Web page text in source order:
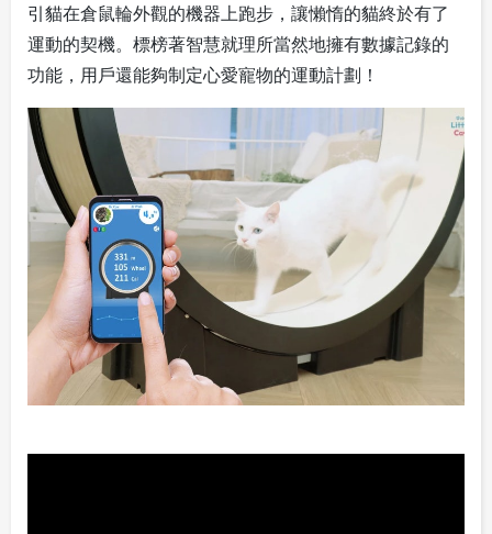
引貓在倉鼠輪外觀的機器上跑步，讓懶惰的貓終於有了
運動的契機。標榜著智慧就理所當然地擁有數據記錄的
功能，用戶還能夠制定心愛寵物的運動計劃！